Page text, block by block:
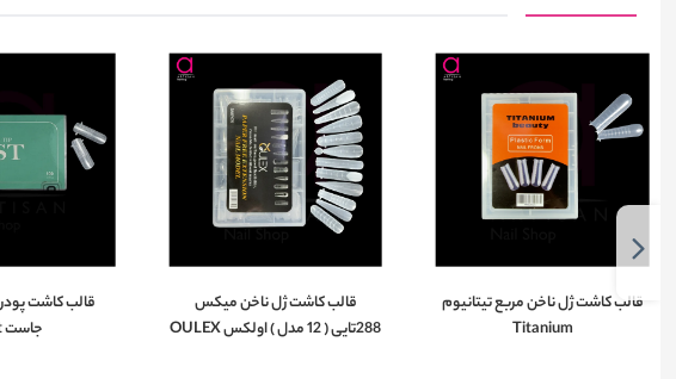
قالب کاشت ژل ناخن مربع تیتانیوم
Titanium
قالب کاشت ژل ناخن میکس
288تایی ( 12 مدل ) اولکس OULEX
جاست Just